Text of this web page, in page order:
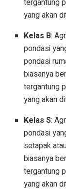
tergantung
yang akan
Kelas B:
pondasi
pondasi
biasanya
tergantung
yang akan
Kelas S:
pondasi
setapak
biasanya
tergantung
yang akan